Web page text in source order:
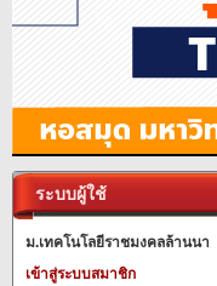
ระบบผู้ใช้
ม.เทคโนโลยีราชมงคลล้านนา
เข้าสู่ระบบสมาชิก